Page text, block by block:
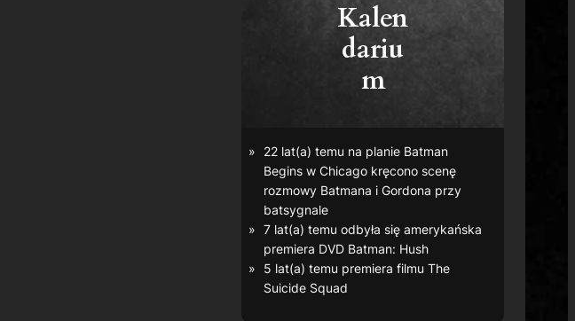
Kalen
dariu
m
22 lat(a) temu na planie Batman
Begins w Chicago kręcono scenę
rozmowy Batmana i Gordona przy
batsygnale
7 lat(a) temu odbyła się amerykańska
premiera DVD Batman: Hush
5 lat(a) temu premiera filmuThe
Suicide Squad